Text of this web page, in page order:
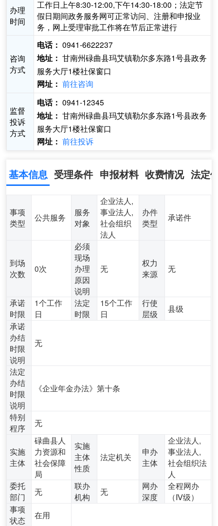
办理
时间
工作日上午8:30-12:00,下午14:30-18:00；法定节
假日期间政务服务网可正常访问、注册和申报业
务，网上受理审批工作将在节后正常进行
咨询
方式
电话： 0941-6622237
地址： 甘南州碌曲县玛艾镇勒尔多东路1号县政务
服务大厅1楼社保窗口
网址： 前往咨询
监督
投诉
方式
电话： 0941-12345
地址： 甘南州碌曲县玛艾镇勒尔多东路1号县政务
服务大厅1楼社保窗口
网址： 前往投诉
基本信息 受理条件 申报材料 收费情况 法定
事项
类型
公共服务
服务
对象
企业法人,
事业法人,
社会组织
法人
办件
类型
承诺件
到场
次数
0次
必须
现场
办理
原因
说明
无
权力
来源
无
承诺
时限
1个工作
日
法定
时限
15个工作
日
行使
层级
县级
承诺
办结
时限
说明
无
法定
办结
时限
说明
《企业年金办法》第十条
特别
程序
无
实施
主体
碌曲县人
力资源和
社会保障
局
实施
主体
性质
法定机关
申办
主体
企业法人,
事业法人,
社会组织法
人
委托
部门
无
联办
机构
无
网办
深度
全程网办
（Ⅳ级）
事项
状态
在用